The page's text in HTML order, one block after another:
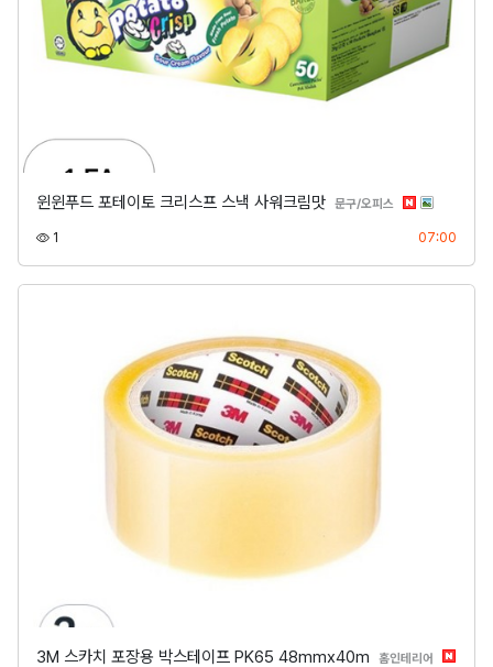
윈윈푸드 포테이토 크리스프 스낵 사워크림맛 문구/오피스 분류
1 07:00
3M 스카치 포장용 박스테이프 PK65 48mmx40m 홈인테리어 분류